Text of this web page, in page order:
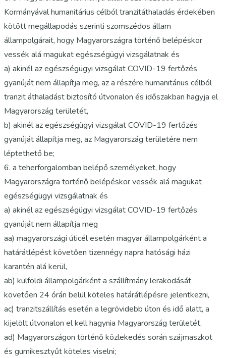
Kormányával humanitárius célból tranzitáthaladás érdekében
kötött megállapodás szerinti szomszédos állam
állampolgárait, hogy Magyarországra történő belépéskor
vessék alá magukat egészségügyi vizsgálatnak és
a) akinél az egészségügyi vizsgálat COVID-19 fertőzés
gyanúját nem állapítja meg, az a részére humanitárius célból
tranzit áthaladást biztosító útvonalon és időszakban hagyja el
Magyarország területét,
b) akinél az egészségügyi vizsgálat COVID-19 fertőzés
gyanúját állapítja meg, az Magyarország területére nem
léptethető be;
6. a teherforgalomban belépő személyeket, hogy
Magyarországra történő belépéskor vessék alá magukat
egészségügyi vizsgálatnak és
a) akinél az egészségügyi vizsgálat COVID-19 fertőzés
gyanúját nem állapítja meg
aa) magyarországi úticél esetén magyar állampolgárként a
határátlépést követően tizennégy napra hatósági házi
karantén alá kerül,
ab) külföldi állampolgárként a szállítmány lerakodását
követően 24 órán belül köteles határátlépésre jelentkezni,
ac) tranzitszállítás esetén a legrövidebb úton és idő alatt, a
kijelölt útvonalon el kell hagynia Magyarország területét,
ad) Magyarországon történő közlekedés során szájmaszkot
és gumikesztyűt köteles viselni;